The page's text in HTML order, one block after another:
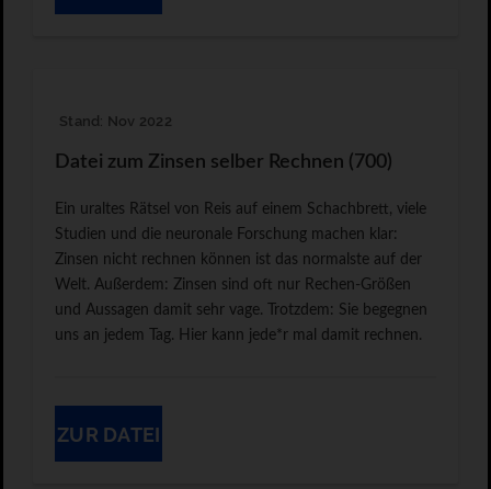
Stand: Nov 2022
Datei zum Zinsen selber Rechnen (700)
Ein uraltes Rätsel von Reis auf einem Schachbrett, viele
Studien und die neuronale Forschung machen klar:
Zinsen nicht rechnen können ist das normalste auf der
Welt. Außerdem: Zinsen sind oft nur Rechen-Größen
und Aussagen damit sehr vage. Trotzdem: Sie begegnen
uns an jedem Tag. Hier kann jede*r mal damit rechnen.
ZUR DATEI